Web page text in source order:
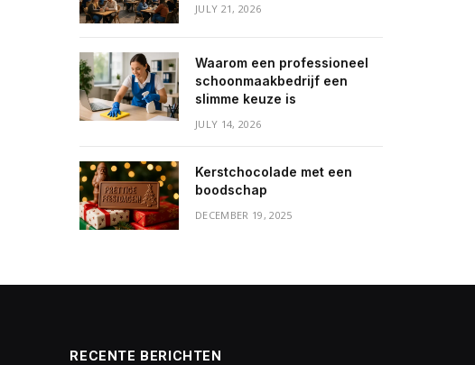
JULY 21, 2026
Waarom een professioneel
schoonmaakbedrijf een
slimme keuze is
JULY 14, 2026
Kerstchocolade met een
boodschap
DECEMBER 19, 2025
RECENTE BERICHTEN